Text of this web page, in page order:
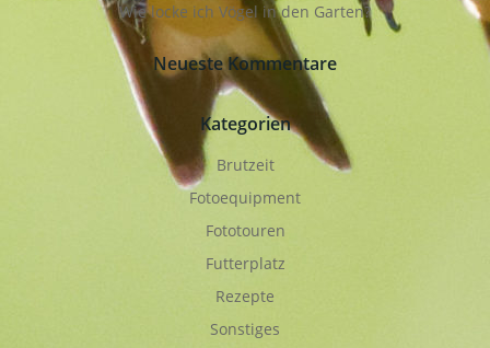
Wie locke ich Vögel in den Garten?
Neueste Kommentare
Kategorien
Brutzeit
Fotoequipment
Fototouren
Futterplatz
Rezepte
Sonstiges